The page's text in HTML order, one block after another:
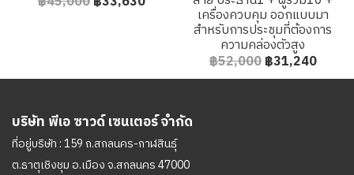
เครื่องควบคุม ออกแบบมา
สำหรับการประชุมที่ต้องการ
ความคล่องตัวสูง
฿52,000 ฿31,240
บริษัท พีเอ ซาวด์ เซนเตอร์ จำกัด
ที่อยู่บริษัท : 159 ถ.สกลนคร-กาฬสินธุ์
ต.ธาตุเชิงชุม อ.เมือง จ.สกลนคร 47000